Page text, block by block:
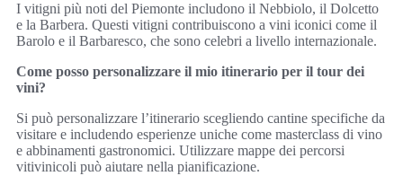
I vitigni più noti del Piemonte includono il Nebbiolo, il Dolcetto
e la Barbera. Questi vitigni contribuiscono a vini iconici come il
Barolo e il Barbaresco, che sono celebri a livello internazionale.
Come posso personalizzare il mio itinerario per il tour dei
vini?
Si può personalizzare l’itinerario scegliendo cantine specifiche da
visitare e includendo esperienze uniche come masterclass di vino
e abbinamenti gastronomici. Utilizzare mappe dei percorsi
vitivinicoli può aiutare nella pianificazione.